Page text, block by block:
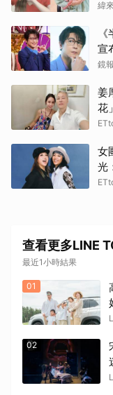
緯
宣
鏡報
姜
花
女
光
查看更多LINE
最近1小時結果
01
02
取